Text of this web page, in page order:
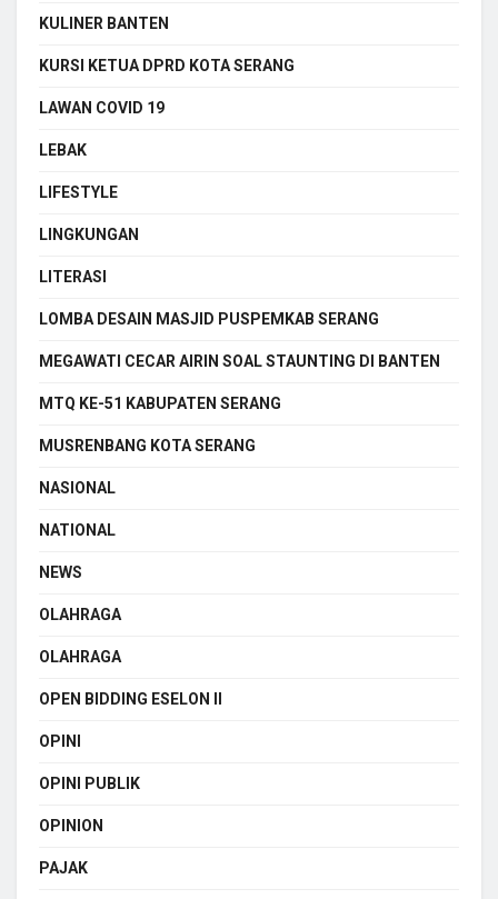
KULINER BANTEN
KURSI KETUA DPRD KOTA SERANG
LAWAN COVID 19
LEBAK
LIFESTYLE
LINGKUNGAN
LITERASI
LOMBA DESAIN MASJID PUSPEMKAB SERANG
MEGAWATI CECAR AIRIN SOAL STAUNTING DI BANTEN
MTQ KE-51 KABUPATEN SERANG
MUSRENBANG KOTA SERANG
NASIONAL
NATIONAL
NEWS
OLAHRAGA
OLAHRAGA
OPEN BIDDING ESELON II
OPINI
OPINI PUBLIK
OPINION
PAJAK